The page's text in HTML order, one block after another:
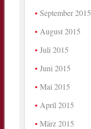
September 2015
August 2015
Juli 2015
Juni 2015
Mai 2015
April 2015
März 2015